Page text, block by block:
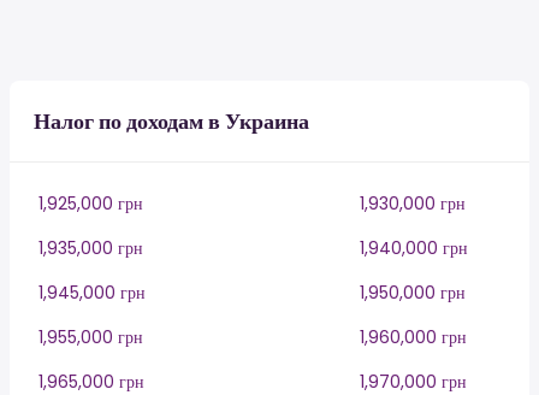
Налог по доходам в Украина
1,925,000 грн
1,930,000 грн
1,935,000 грн
1,940,000 грн
1,945,000 грн
1,950,000 грн
1,955,000 грн
1,960,000 грн
1,965,000 грн
1,970,000 грн